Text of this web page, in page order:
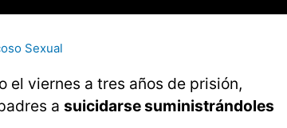
Sexual
el viernes a tres años de prisión,
a suicidarse suministrándoles